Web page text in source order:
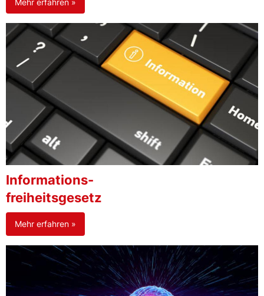
Informations-
freiheitsgesetz
Mehr erfahren »